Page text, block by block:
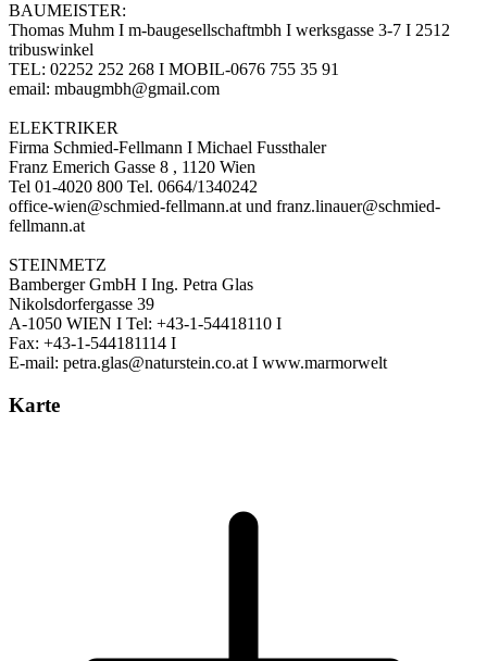
BAUMEISTER:
Thomas Muhm I m-baugesellschaftmbh I werksgasse 3-7 I 2512
tribuswinkel
TEL: 02252 252 268 I MOBIL-0676 755 35 91
email: mbaugmbh@gmail.com
ELEKTRIKER
Firma Schmied-Fellmann I Michael Fussthaler
Franz Emerich Gasse 8 , 1120 Wien
Tel 01-4020 800 Tel. 0664/1340242
office-wien@schmied-fellmann.at und franz.linauer@schmied-
fellmann.at
STEINMETZ
Bamberger GmbH I Ing. Petra Glas
Nikolsdorfergasse 39
A-1050 WIEN I Tel: +43-1-54418110 I
Fax: +43-1-544181114 I
E-mail: petra.glas@naturstein.co.at I www.marmorwelt
Karte